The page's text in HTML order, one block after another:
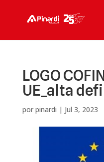
LOGO
UE_alta
por pinardi | Jul 3, 2023